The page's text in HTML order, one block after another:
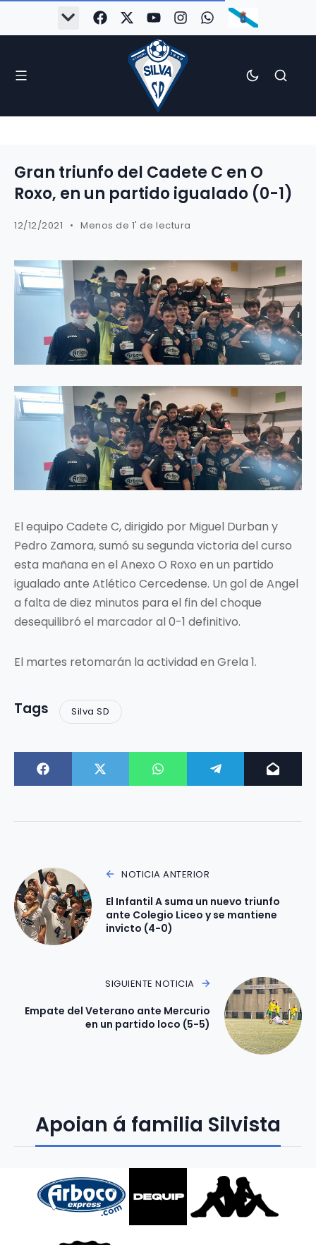
Gran triunfo del Cadete C en O
Roxo, en un partido igualado (0-1)
12/12/2021 Menos de 1' de lectura
El equipo Cadete C, dirigido por Miguel Durban y
Pedro Zamora, sumó su segunda victoria del curso
esta mañana en el Anexo O Roxo en un partido
igualado ante Atlético Cercedense. Un gol de Angel
a falta de diez minutos para el fin del choque
desequilibró el marcador al 0-1 definitivo.
El martes retomarán la actividad en Grela 1.
Tags Silva SD
NOTICIA ANTERIOR
El Infantil A suma un nuevo triunfo
ante Colegio Liceo y se mantiene
invicto (4-0)
SIGUIENTE NOTICIA
Empate del Veterano ante Mercurio
en un partido loco (5-5)
Apoian á familia Silvista